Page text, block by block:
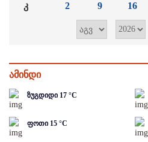
კ 2 9 16
ამინდი
ზუგდიდი 17 °C
ფოთი 15 °C